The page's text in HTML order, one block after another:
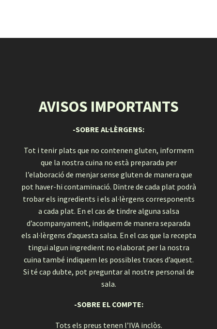
AVISOS IMPORTANTS
-SOBRE AL·LÈRGENS:
Tot i tenir plats que no contenen gluten, informem
que la nostra cuina no està preparada per
l’elaboració de menjar sense gluten de manera que
pot haver-hi contaminació. Dintre de cada plat podrà
trobar els ingredients i els al·lèrgens corresponents
a cada plat. En el cas de tindre alguna salsa
d’acompanyament, indiquem de manera separada
els al·lèrgens d’aquesta salsa. En el cas que la recepta
tingui algun ingredient no elaborat per la nostra
cuina també indiquem les possibles traces d’aquest.
Si té cap dubte, pot preguntar al nostre personal de
sala.
-SOBRE EL COMPTE:
Tots els preus tenen l’IVA inclòs.